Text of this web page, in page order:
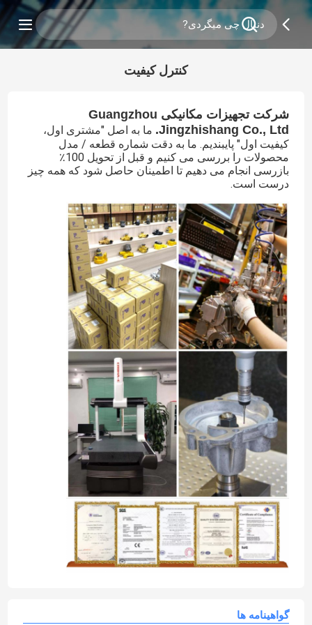
کنترل کیفیت
شرکت تجهیزات مکانیکی Guangzhou
Jingzhishang Co., Ltd. ما به اصل "مشتری اول،
کیفیت اول" پایبندیم. ما به دقت شماره قطعه / مدل
محصولات را بررسی می کنیم و قبل از تحویل 100٪
بازرسی انجام می دهیم تا اطمینان حاصل شود که همه چیز
درست است.
گواهینامه ها